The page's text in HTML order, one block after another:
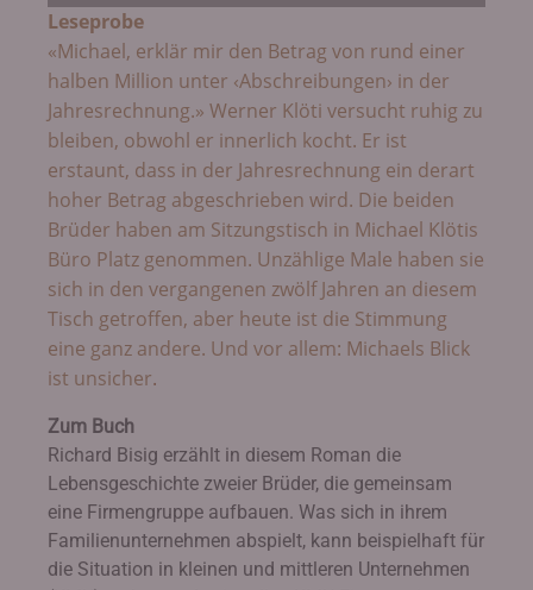
Leseprobe
«Michael, erklär mir den Betrag von rund einer
halben Million unter ‹Abschreibungen› in der
Jahresrechnung.» Werner Klöti versucht ruhig zu
bleiben, obwohl er innerlich kocht. Er ist
erstaunt, dass in der Jahresrechnung ein derart
hoher Betrag abgeschrieben wird. Die beiden
Brüder haben am Sitzungstisch in Michael Klötis
Büro Platz genommen. Unzählige Male haben sie
sich in den vergangenen zwölf Jahren an diesem
Tisch getroffen, aber heute ist die Stimmung
eine ganz andere. Und vor allem: Michaels Blick
ist unsicher.
Zum Buch
Richard Bisig erzählt in diesem Roman die
Lebensgeschichte zweier Brüder, die gemeinsam
eine Firmengruppe aufbauen. Was sich in ihrem
Familienunternehmen abspielt, kann beispielhaft für
die Situation in kleinen und mittleren Unternehmen